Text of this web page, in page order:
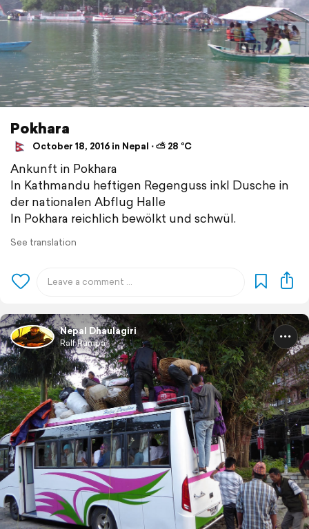
Pokhara
October 18, 2016 in Nepal ⋅ ⛅ 28 °C
Ankunft in Pokhara
In Kathmandu heftigen Regenguss inkl Dusche in
der nationalen Abflug Halle
In Pokhara reichlich bewölkt und schwül.
See translation
Nepal Dhaulagiri
Ralf Rumpa